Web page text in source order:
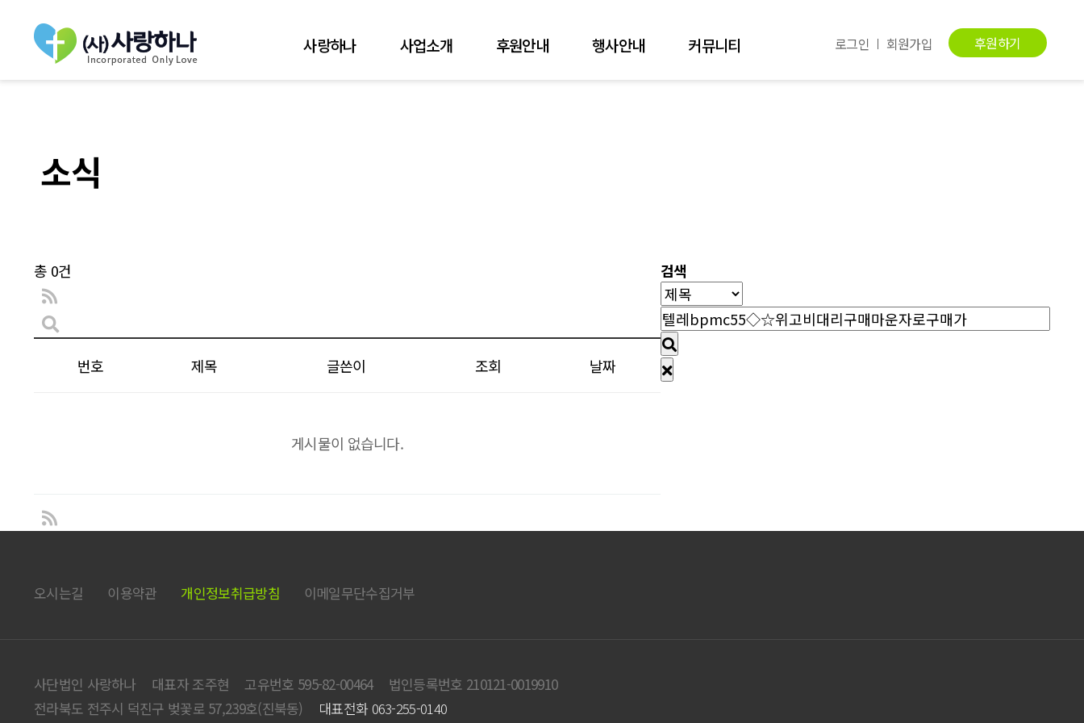
사랑하나 사업소개 후원안내 행사안내 커뮤니티 로그인 회원가입 후원하기
소식
총 0건
번호 제목 글쓴이 조회 날짜
게시물이 없습니다.
검색
오시는길 이용약관 개인정보취급방침 이메일무단수집거부
사단법인 사랑하나 대표자 조주현 고유번호 595-82-00464
법인등록번호 210121-0019910
전라북도 전주시 덕진구 벚꽃로 57,239호(진북동)
대표전화 063-255-0140